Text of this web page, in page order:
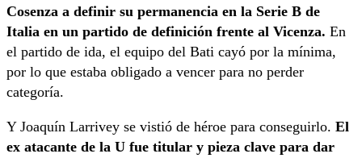
Cosenza a definir su permanencia en la Serie B de
Italia en un partido de definición frente al Vicenza. En
el partido de ida, el equipo del Bati cayó por la mínima,
por lo que estaba obligado a vencer para no perder
categoría.
Y Joaquín Larrivey se vistió de héroe para conseguirlo. El
ex atacante de la U fue titular y pieza clave para dar